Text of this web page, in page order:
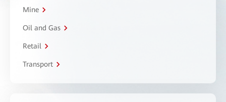
Mine
Oil and Gas
Retail
Transport